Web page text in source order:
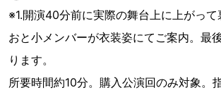
※1.開演40分前に実際の舞台上に上がっ
おと小メンバーが衣装姿にてご案内。最
ります。
所要時間約10分。購入公演回のみ対象。